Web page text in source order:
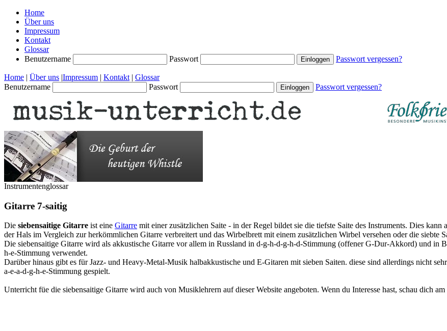
Home
Über uns
Impressum
Kontakt
Glossar
Benutzername
Passwort Passwort vergessen?
Home | Über uns |Impressum | Kontakt | Glossar
Benutzername
Passwort Passwort vergessen?
Instrumentenglossar
Gitarre 7-saitig
Die siebensaitige Gitarre ist eine Gitarre mit einer zusätzlichen Saite - in der Regel bildet sie die tiefste Saite des Instruments. Dies
der Hals im Vergleich zur herkömmlichen Gitarre verbreitert und das Wirbelbrett mit einem zusätzlichen Wirbel versehen oder die siebte
Die siebensaitige Gitarre wird als akkustische Gitarre vor allem in Russland in d-g-h-d-g-h-d-Stimmung (offener G-Dur-Akkord) und in
h-e-Stimmung verwendet.
Darüber hinaus gibt es für Jazz- und Heavy-Metal-Musik halbakkustische und E-Gitaren mit sieben Saiten. diese sind allerdings nicht
a-e-a-d-g-h-e-Stimmung gespielt.
Unterricht füe die siebensaitige Gitarre wird auch von Musiklehrern auf dieser Website angeboten. Wenn du Interesse hast, schau dich